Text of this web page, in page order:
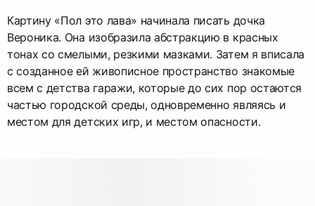
Картину «Пол это лава» начинала писать дочка
Вероника. Она изобразила абстракцию в красных
тонах со смелыми, резкими мазками. Затем я вписала
с созданное ей живописное пространство знакомые
всем с детства гаражи, которые до сих пор остаются
частью городской среды, одновременно являясь и
местом для детских игр, и местом опасности.